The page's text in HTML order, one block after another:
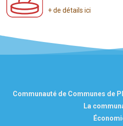
+ de détails ici
Communauté de Communes de
La